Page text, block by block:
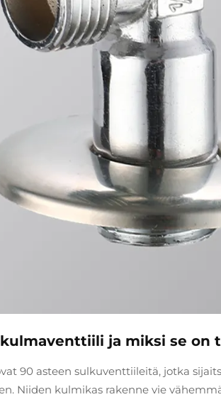
ja miksi se on
90 asteen sulkuventtiileitä, jotka
Niiden kulmikas rakenne vie